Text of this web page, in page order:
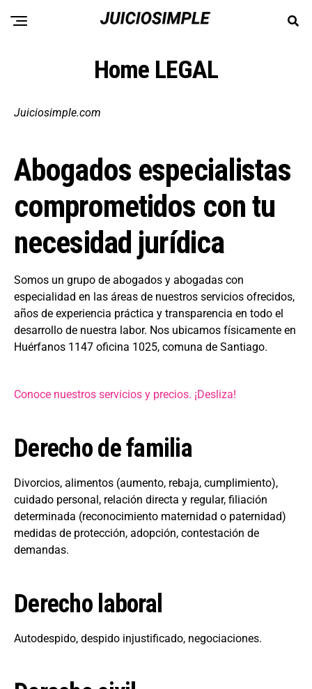
Home LEGAL
Juiciosimple.com
Abogados especialistas
comprometidos con tu
necesidad jurídica
Somos un grupo de abogados y abogadas con
especialidad en las áreas de nuestros servicios ofrecidos,
años de experiencia práctica y transparencia en todo el
desarrollo de nuestra labor. Nos ubicamos físicamente en
Huérfanos 1147 oficina 1025, comuna de Santiago.
Conoce nuestros servicios y precios. ¡Desliza!
Derecho de familia
Divorcios, alimentos (aumento, rebaja, cumplimiento),
cuidado personal, relación directa y regular, filiación
determinada (reconocimiento maternidad o paternidad)
medidas de protección, adopción, contestación de
demandas.
Derecho laboral
Autodespido, despido injustificado, negociaciones.